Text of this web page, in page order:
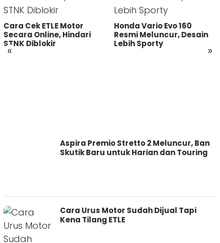
« »
Cara Cek ETLE Motor
Secara Online, Hindari
STNK Diblokir
Honda Vario Evo 160
Resmi Meluncur, Desain
Lebih Sporty
MOTOTREN.COMAspira Premio Stretto 2 Meluncur, Ban
Skutik Baru untuk Harian dan Touring
Cara Urus Motor Sudah Dijual Tapi
Kena Tilang ETLE